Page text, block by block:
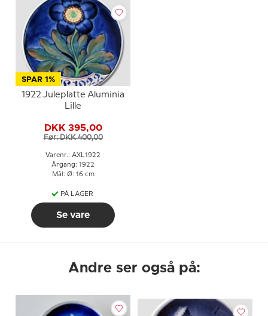
SPAR 1%
1922 Juleplatte Aluminia
Lille
DKK 395,00
Før: DKK 400,00
Varenr.: AXL1922
Årgang: 1922
Mål: Ø: 16 cm
PÅ LAGER
Se vare
Andre ser også på: